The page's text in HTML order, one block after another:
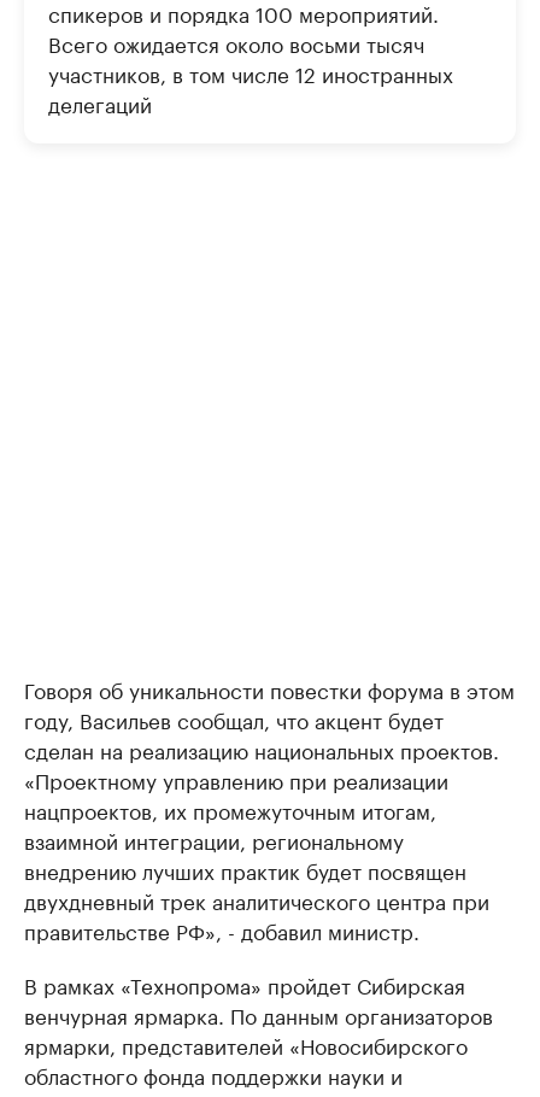
спикеров и порядка 100 мероприятий.
Всего ожидается около восьми тысяч
участников, в том числе 12 иностранных
делегаций
Говоря об уникальности повестки форума в этом
году, Васильев сообщал, что акцент будет
сделан на реализацию национальных проектов.
«Проектному управлению при реализации
нацпроектов, их промежуточным итогам,
взаимной интеграции, региональному
внедрению лучших практик будет посвящен
двухдневный трек аналитического центра при
правительстве РФ», - добавил министр.
В рамках «Технопрома» пройдет Сибирская
венчурная ярмарка. По данным организаторов
ярмарки, представителей «Новосибирского
областного фонда поддержки науки и